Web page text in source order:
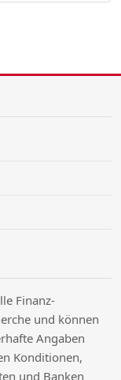
Finanz-
und können
Angaben
Konditionen,
und Banken